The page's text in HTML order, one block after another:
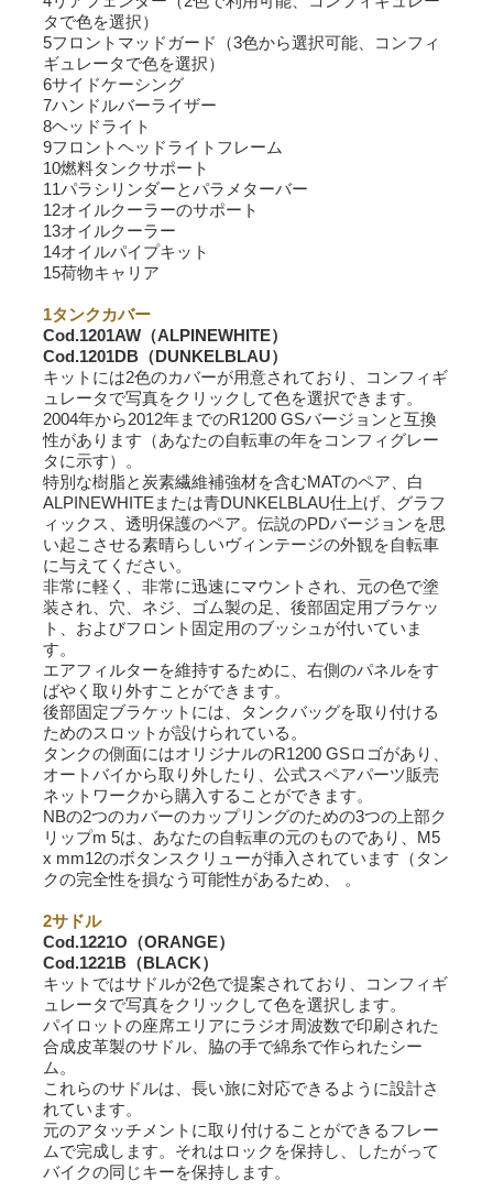
タで色を選択）
5フロントマッドガード（3色から選択可能、コンフィ
ギュレータで色を選択）
6サイドケーシング
7ハンドルバーライザー
8ヘッドライト
9フロントヘッドライトフレーム
10燃料タンクサポート
11パラシリンダーとパラメターバー
12オイルクーラーのサポート
13オイルクーラー
14オイルパイプキット
15荷物キャリア
1タンクカバー
Cod.1201AW（ALPINEWHITE）
Cod.1201DB（DUNKELBLAU）
キットには2色のカバーが用意されており、コンフィギ
ュレータで写真をクリックして色を選択できます。
2004年から2012年までのR1200 GSバージョンと互換
性があります（あなたの自転車の年をコンフィグレー
タに示す）。
特別な樹脂と炭素繊維補強材を含むMATのペア、白
ALPINEWHITEまたは青DUNKELBLAU仕上げ、グラフ
ィックス、透明保護のペア。伝説のPDバージョンを思
い起こさせる素晴らしいヴィンテージの外観を自転車
に与えてください。
非常に軽く、非常に迅速にマウントされ、元の色で塗
装され、穴、ネジ、ゴム製の足、後部固定用ブラケッ
ト、およびフロント固定用のブッシュが付いていま
す。
エアフィルターを維持するために、右側のパネルをす
ばやく取り外すことができます。
後部固定ブラケットには、タンクバッグを取り付ける
ためのスロットが設けられている。
タンクの側面にはオリジナルのR1200 GSロゴがあり、
オートバイから取り外したり、公式スペアパーツ販売
ネットワークから購入することができます。
NBの2つのカバーのカップリングのための3つの上部ク
リップm 5は、あなたの自転車の元のものであり、M5
x mm12のボタンスクリューが挿入されています（タン
クの完全性を損なう可能性があるため、 。
2サドル
Cod.1221O（ORANGE）
Cod.1221B（BLACK）
キットではサドルが2色で提案されており、コンフィギ
ュレータで写真をクリックして色を選択します。
パイロットの座席エリアにラジオ周波数で印刷された
合成皮革製のサドル、脇の手で綿糸で作られたシー
ム。
これらのサドルは、長い旅に対応できるように設計さ
れています。
元のアタッチメントに取り付けることができるフレー
ムで完成します。それはロックを保持し、したがって
バイクの同じキーを保持します。